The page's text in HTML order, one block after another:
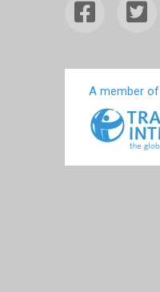
A member of